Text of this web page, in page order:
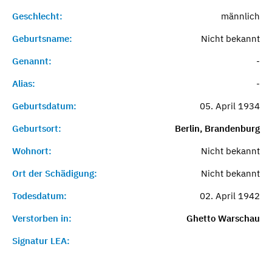
Geschlecht:
männlich
Geburtsname:
Nicht bekannt
Genannt:
-
Alias:
-
Geburtsdatum:
05. April 1934
Geburtsort:
Berlin, Brandenburg
Wohnort:
Nicht bekannt
Ort der Schädigung:
Nicht bekannt
Todesdatum:
02. April 1942
Verstorben in:
Ghetto Warschau
Signatur LEA: